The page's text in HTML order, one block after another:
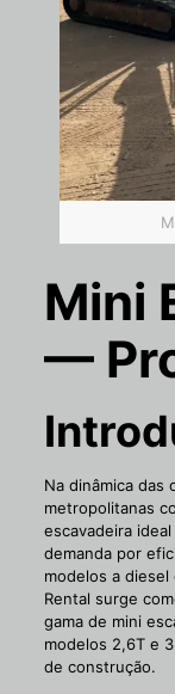
Mini
—
Na dinâmica das
metropolitanas
escavadeira
demanda por
modelos a
Rental surge
gama de mini
modelos 2,6T e
de construção.